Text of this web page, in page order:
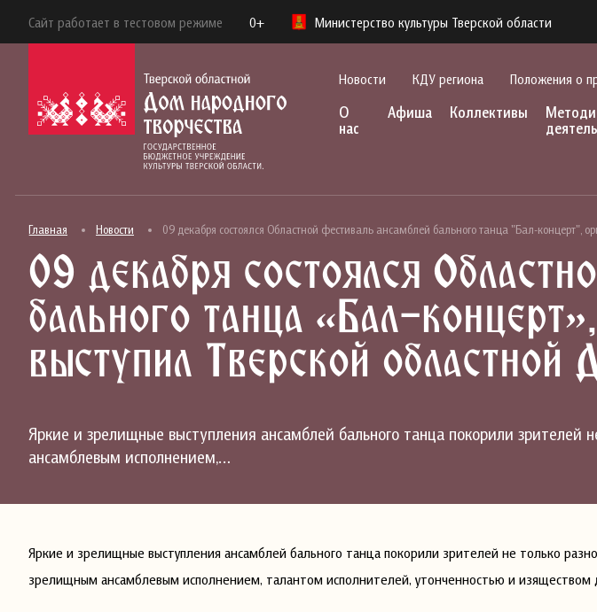
Сайт работает в тестовом режиме 0+ Министерство культуры Тверской области
Новости КДУ региона Положения о
О
нас
Афиша Коллективы
Главная Новости 09 декабря состоялся Областной фестиваль ансамблей бального танца "Бал-концерт",
09 декабря состоялся
бального танца «Бал-
выступил Тверской областной
Яркие и зрелищные выступления ансамблей бального танца покорили зрителей
ансамблевым исполнением,…
Яркие и зрелищные выступления ансамблей бального танца покорили зрителей не только
зрелищным ансамблевым исполнением, талантом исполнителей, утонченностью и изяществом